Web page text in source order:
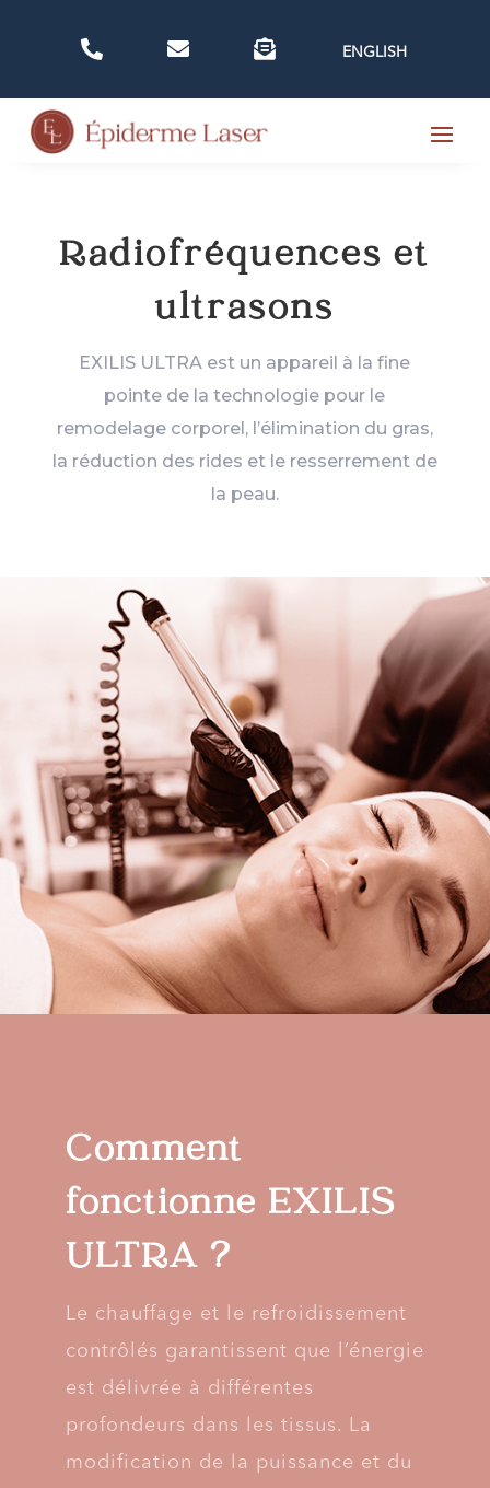
   ENGLISH
Radiofréquences et
ultrasons
EXILIS ULTRA est un appareil à la fine
pointe de la technologie pour le
remodelage corporel, l’élimination du gras,
la réduction des rides et le resserrement de
la peau.
Comment
fonctionne EXILIS
ULTRA ?
Le chauffage et le refroidissement
contrôlés garantissent que l’énergie
est délivrée à différentes
profondeurs dans les tissus. La
modification de la puissance et du